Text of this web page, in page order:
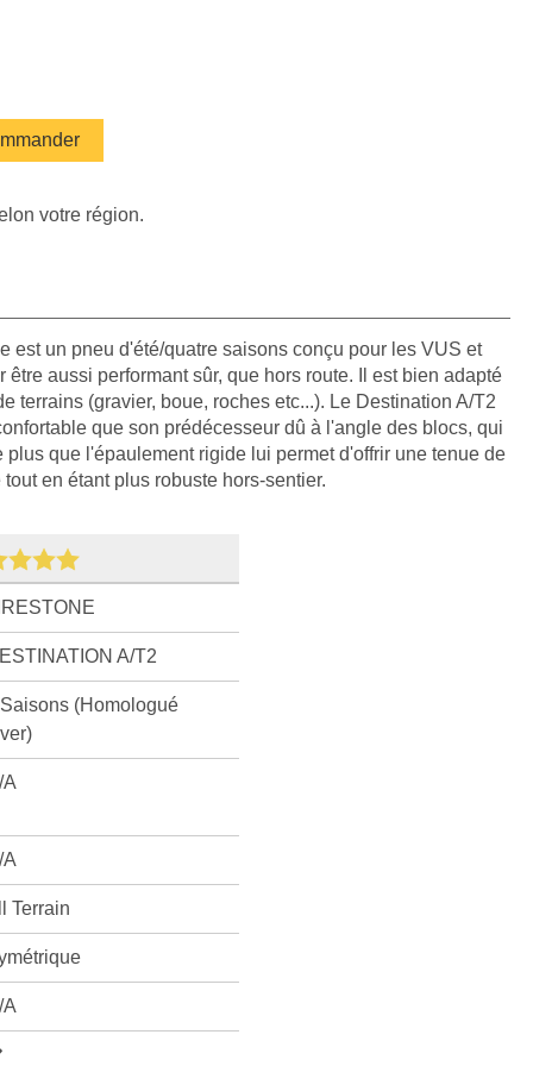
votre région.
est un pneu d'été/quatre saisons conçu pour les VUS et
aussi performant sûr, que hors route. Il est bien adapté
terrains (gravier, boue, roches etc...). Le Destination A/T2
que son prédécesseur dû à l'angle des blocs, qui
plus que l'épaulement rigide lui permet d'offrir une tenue de
en étant plus robuste hors-sentier.
A/T2
(Homologué
A
A
Terrain
A